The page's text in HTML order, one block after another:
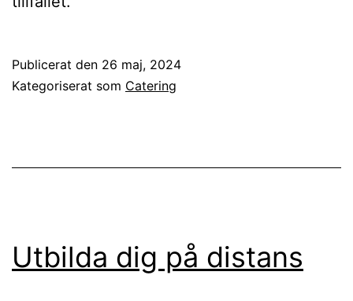
Publicerat den 26 maj, 2024
Kategoriserat som Catering
Utbilda dig på distans